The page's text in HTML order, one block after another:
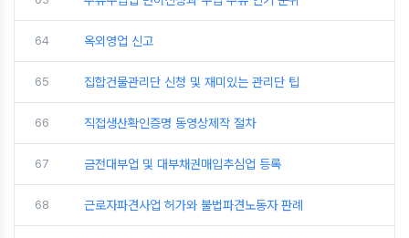
64 옥외영업 신고
65 집합건물관리단 신청 및 재미있는 관리단 팁
66 직접생산확인증명 동영상제작 절차
67 금전대부업 및 대부채권매입추심업 등록
68 근로자파견사업 허가와 불법파견노동자 판례